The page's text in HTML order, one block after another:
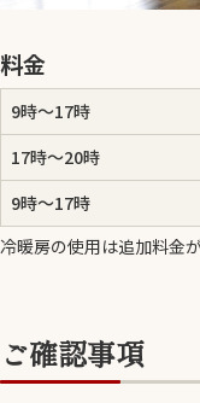
料金
9時～17時
17時～20時
9時～17時
冷暖房の使用は追加料金
ご確認事項